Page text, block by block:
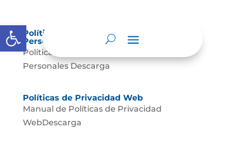
Abrir barra de herramientas
Política de Tratamiento de Datos
Personales.
Política de Tratamiento de Datos
Personales Descarga
Políticas de Privacidad Web
Manual de Políticas de Privacidad
WebDescarga